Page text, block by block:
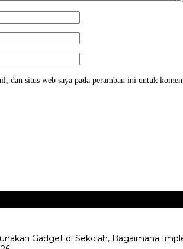
dan situs web saya pada peramban ini untuk
Gadget di Sekolah, Bagaimana